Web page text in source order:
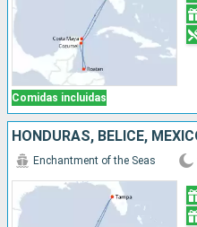
Comidas incluidas
Enchantment of the Seas